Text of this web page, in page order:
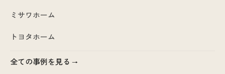
ミサワホーム
トヨタホーム
全ての事例を見る